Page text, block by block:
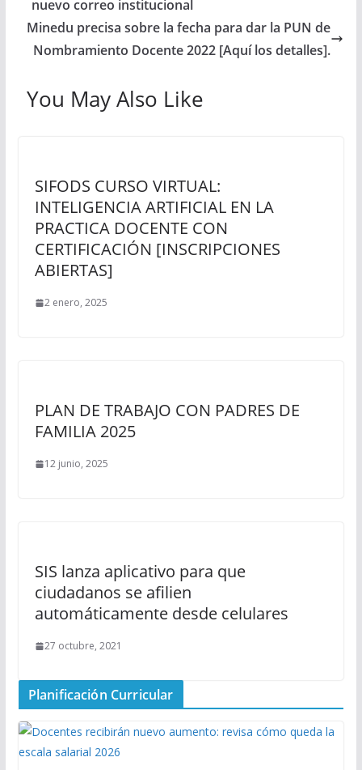
nuevo correo institucional
Minedu precisa sobre la fecha para dar la PUN de
Nombramiento Docente 2022 [Aquí los detalles].
You May Also Like
SIFODS CURSO VIRTUAL:
INTELIGENCIA ARTIFICIAL EN LA
PRACTICA DOCENTE CON
CERTIFICACIÓN [INSCRIPCIONES
ABIERTAS]
2 enero, 2025
PLAN DE TRABAJO CON PADRES DE
FAMILIA 2025
12 junio, 2025
SIS lanza aplicativo para que
ciudadanos se afilien
automáticamente desde celulares
27 octubre, 2021
Planificación Curricular